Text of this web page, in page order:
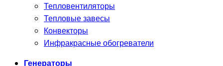
Тепловентиляторы
Тепловые завесы
Конвекторы
Инфракрасные обогреватели
Генераторы